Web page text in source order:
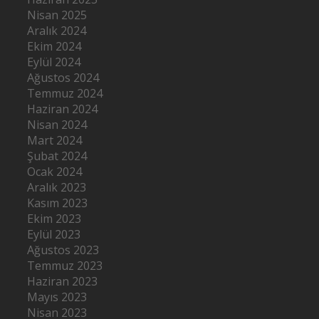
Nisan 2025
Aralık 2024
Ekim 2024
Eylül 2024
Ağustos 2024
Temmuz 2024
Haziran 2024
Nisan 2024
Mart 2024
Şubat 2024
Ocak 2024
Aralık 2023
Kasım 2023
Ekim 2023
Eylül 2023
Ağustos 2023
Temmuz 2023
Haziran 2023
Mayıs 2023
Nisan 2023